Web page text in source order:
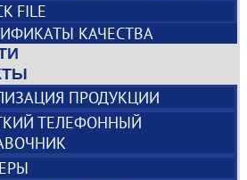
FILE
КАЧЕСТВА
ПРОДУКЦИИ
ТЕЛЕФОННЫЙ